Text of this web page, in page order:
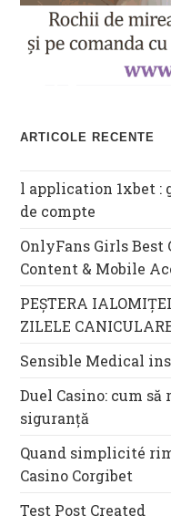
ARTICOLE RECENTE
l application 1xbet :
de compte
OnlyFans Girls
Content & Mobile
PEȘTERA
ZILELE
Sensible Medical
Duel Casino: cum
siguranță
Quand simplicité
Casino Corgibet
Test Post Created